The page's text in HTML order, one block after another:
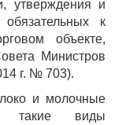
утверждения и
к
объекте,
Министров
г. № 703).
и молочные
такие виды